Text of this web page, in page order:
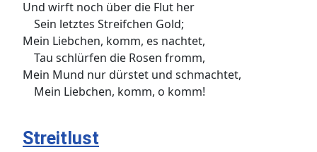
Und wirft noch über die Flut her
Sein letztes Streifchen Gold;
Mein Liebchen, komm, es nachtet,
Tau schlürfen die Rosen fromm,
Mein Mund nur dürstet und schmachtet,
Mein Liebchen, komm, o komm!
Streitlust